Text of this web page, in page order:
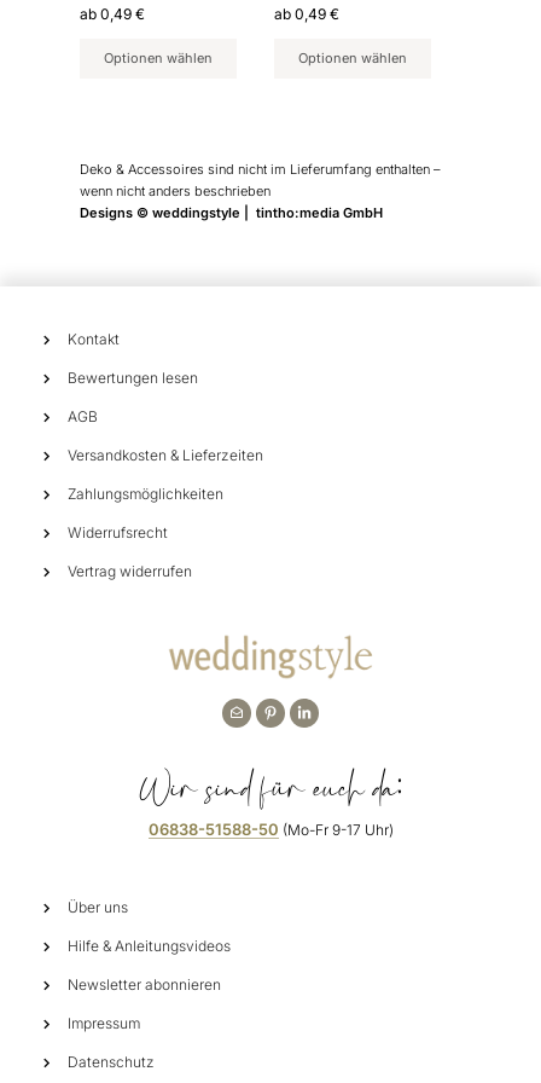
ab 0,49 €
Optionen wählen
auf
Produktseite
ab0,49€
Optionen wählen
auf
Produktseite
Deko & Accessoires sind nicht im Lieferumfang enthalten –
wenn nicht anders beschrieben
Designs © weddingstyle | tintho:media GmbH
Kontakt
Bewertungen lesen
AGB
Versandkosten & Lieferzeiten
Zahlungsmöglichkeiten
Widerrufsrecht
Vertrag widerrufen
Wir sind für euch da:
06838-51588-50 (Mo-Fr 9-17 Uhr)
Über uns
Hilfe & Anleitungsvideos
Newsletter abonnieren
Impressum
Datenschutz